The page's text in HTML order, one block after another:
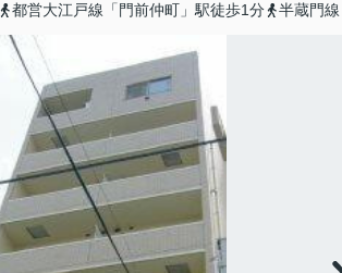
都営大江戸線「門前仲町」駅徒歩1分 半蔵門